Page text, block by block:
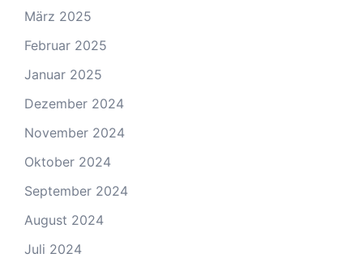
März 2025
Februar 2025
Januar 2025
Dezember 2024
November 2024
Oktober 2024
September 2024
August 2024
Juli 2024